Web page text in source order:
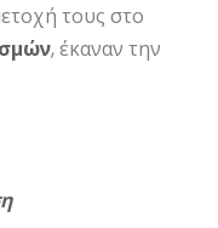
τους στο
, έκαναν την